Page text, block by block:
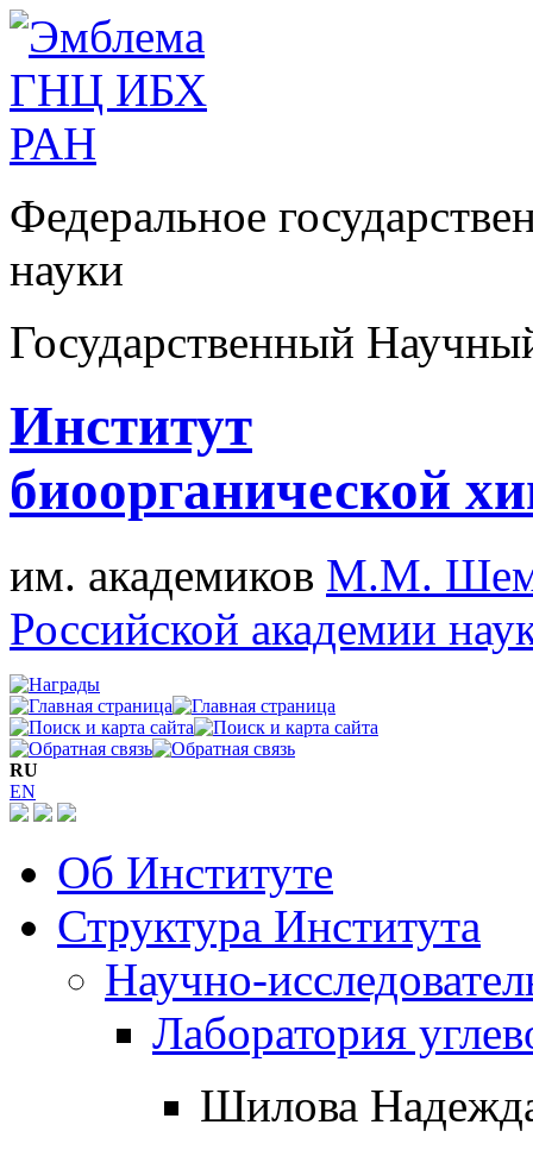
Федеральное
науки
Государственный
Институт
биоорганической
им. академиков М.М.
Российской академии
RU
EN
Об Институте
Структура Института
Научно-
Лаборатория
Шилова